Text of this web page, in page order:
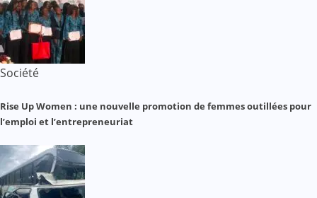
Société
Rise Up Women : une nouvelle promotion de femmes outillées pour
l’emploi et l’entrepreneuriat